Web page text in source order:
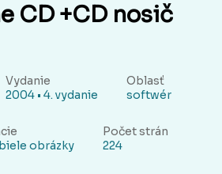
CD +CD nosič
Vydanie
2004 • 4. vydanie
Oblasť
softwér
obrázky
Počet strán
224